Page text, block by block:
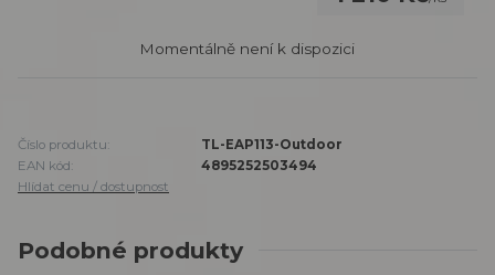
Momentálně není k dispozici
Číslo produktu:
TL-EAP113-Outdoor
EAN kód:
4895252503494
Hlídat cenu / dostupnost
Podobné produkty